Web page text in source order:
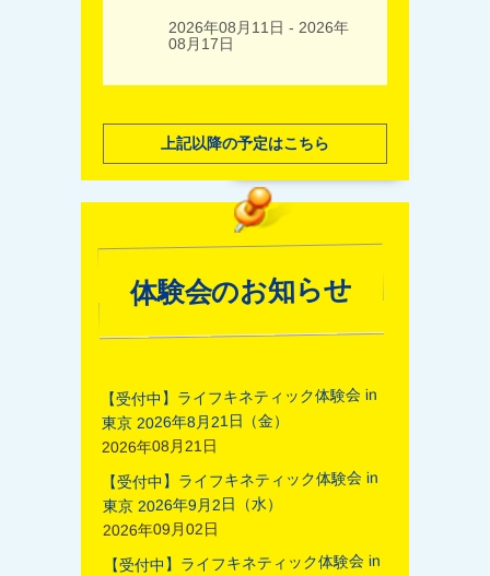
2026年08月11日 - 2026年
08月17日
上記以降の予定はこちら
体験会のお知らせ
【受付中】ライフキネティック体験会 in
東京 2026年8月21日（金）
2026年08月21日
【受付中】ライフキネティック体験会 in
東京 2026年9月2日（水）
2026年09月02日
【受付中】ライフキネティック体験会 in